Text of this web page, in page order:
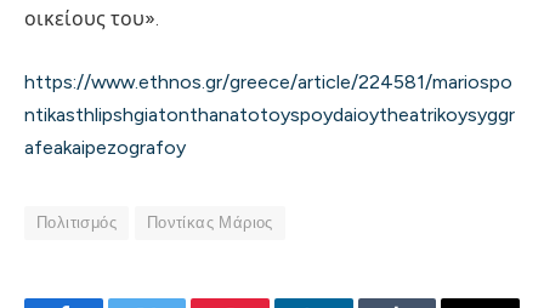
οικείους του».
https://www.ethnos.gr/greece/article/224581/mariospo
ntikasthlipshgiatonthanatotoyspoydaioytheatrikoysyggr
afeakaipezografoy
Πολιτισμός Ποντίκας Μάριος